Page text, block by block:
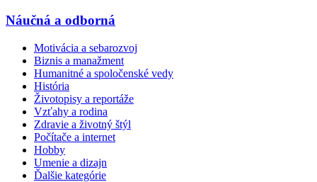
Náučná a odborná
Motivácia a sebarozvoj
Biznis a manažment
Humanitné a spoločenské vedy
História
Životopisy a reportáže
Vzťahy a rodina
Zdravie a životný štýl
Počítače a internet
Hobby
Umenie a dizajn
Ďalšie kategórie